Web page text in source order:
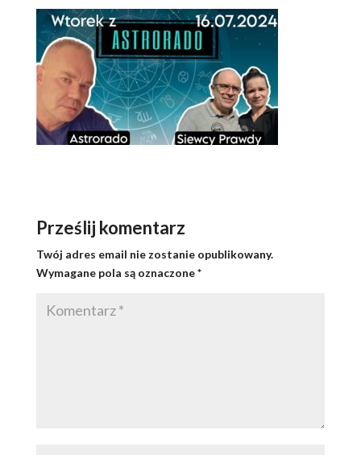
Prześlij komentarz
Twój adres email nie zostanie opublikowany.
Wymagane pola są oznaczone*